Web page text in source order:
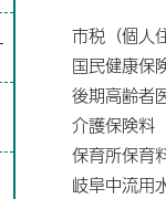
市税（個人
国民健康保
後期高齢者
介護保険料
保育所保育
岐阜中流用